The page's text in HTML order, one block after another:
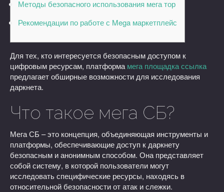
Методы безопасного использования мега тор
Рекомендации по работе с Mega маркетплейс
Для тех, кто интересуется безопасным доступом к
цифровым ресурсам, платформа мега площадка ссылка
предлагает обширные возможности для исследования
даркнета.
Что такое мега СБ?
Мега СБ – это концепция, объединяющая инструменты и
платформы, обеспечивающие доступ к даркнету
безопасным и анонимным способом. Она представляет
собой систему, в которой пользователи могут
исследовать специфические ресурсы, находясь в
относительной безопасности от атак и слежки.